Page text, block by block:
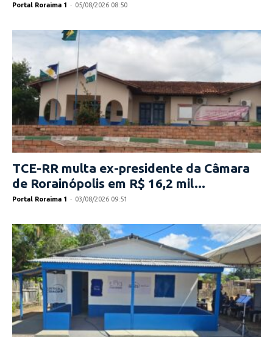
Portal Roraima 1 - 05/08/2026 08:50
TCE-RR multa ex-presidente da Câmara
de Rorainópolis em R$ 16,2 mil...
Portal Roraima 1 - 03/08/2026 09:51